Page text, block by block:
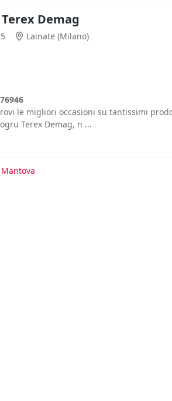
Demag
Lainate (Milano)
le migliori occasioni su tantissimi
Terex Demag, n ...